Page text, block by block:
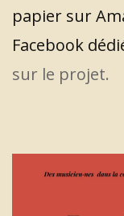
papier sur
Facebook
sur le projet.